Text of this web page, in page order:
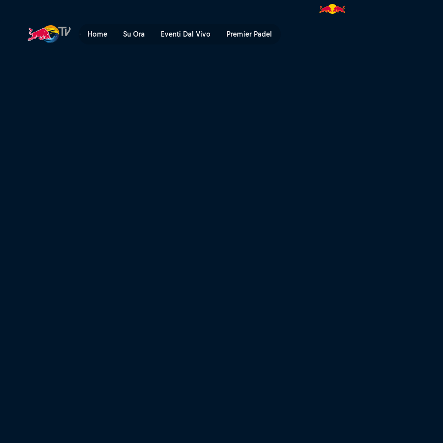
Home Su Ora Eventi Dal Vivo Premier Padel
Track guide virtuale della Red Bull Valparaíso Cerro Abajo